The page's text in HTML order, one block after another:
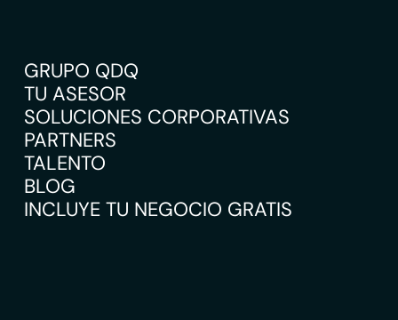
GRUPO QDQ
TU ASESOR
SOLUCIONES CORPORATIVAS
PARTNERS
TALENTO
BLOG
INCLUYE TU NEGOCIO GRATIS